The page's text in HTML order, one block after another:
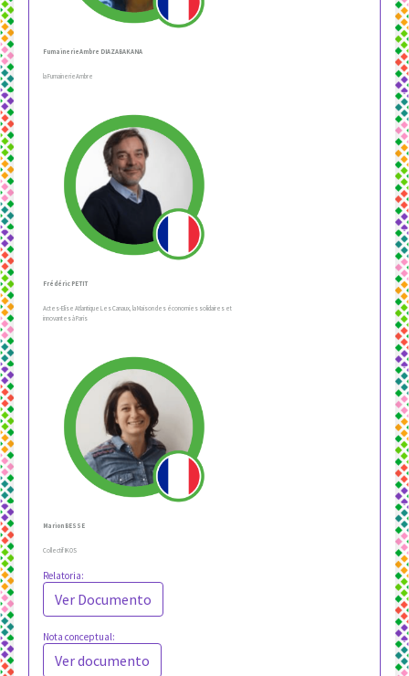
FumainerieAmbre DIAZABAKANA
la FumainerieAmbre
Frédéric PETIT
Actes-Elise Atlantique Les Canaux, la Maison des économies solidaires et
innovantes à Paris
Marion BESSE
Collectif IKOS
Relatoria:
Ver Documento
Nota conceptual:
Ver documento